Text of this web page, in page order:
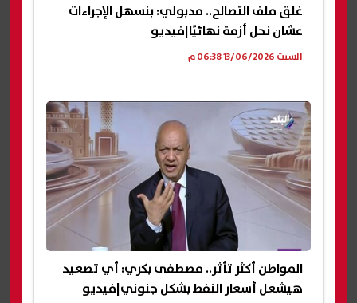
غلق ملف التصالح.. مدبولي: بنسهل الإجراءات
عشان نحل أزمة نهائيًا|فيديو
السبت 13/06/2026 06:38 م
المواطن أكثر تأثر.. مصطفى بكري: أي تصعيد
هيشعل أسعار النفط بشكل جنوني|فيديو